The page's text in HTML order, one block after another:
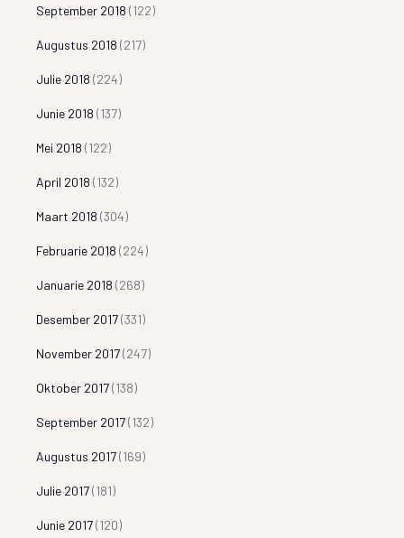
September 2018 (122)
Augustus 2018 (217)
Julie 2018 (224)
Junie 2018 (137)
Mei 2018 (122)
April 2018 (132)
Maart 2018 (304)
Februarie 2018 (224)
Januarie 2018 (268)
Desember 2017(331)
November 2017(247)
Oktober 2017(138)
September 2017(132)
Augustus 2017(169)
Julie 2017(181)
Junie 2017(120)